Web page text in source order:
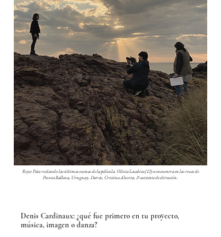
Reyes Páez rodando las últimas escenas de la película. Olivia Lasalvia (12) se encuentra en las rocas de
Punta Ballena, Uruguay. Detrás, Cristina Alcorta, 2ª asistente de dirección.
Denis Cardinaux: ¿qué fue primero en tu proyecto,
música, imagen o danza?